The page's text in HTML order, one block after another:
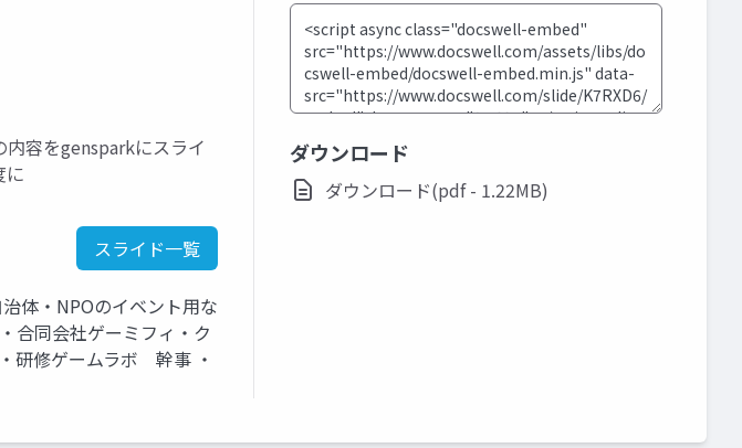
内容をgensparkにスライ
に
スライド一覧
体・NPOのイベント用な
合同会社ゲーミフィ・ク
研修ゲームラボ 幹事 ・
ダウンロード
ダウンロード(pdf - 1.22MB)